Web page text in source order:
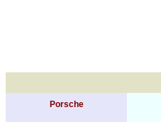
Porsche